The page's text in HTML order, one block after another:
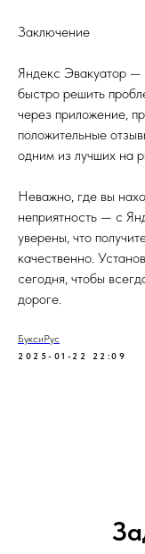
Заключение
Яндекс Эвакуатор
быстро решить
через приложение,
положительные
одним из лучших на
Неважно, где вы
неприятность — с
уверены, что
качественно.
сегодня, чтобы
дороге.
БуксиРус
2025-01-22 22:09